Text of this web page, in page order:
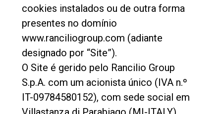
cookies instalados ou de outra forma
presentes no domínio
www.ranciliogroup.com (adiante
designado por “Site”).
O Site é gerido pelo Rancilio Group
S.p.A. com um acionista único (IVA n.º
IT-09784580152), com sede social em
Our brands
Group